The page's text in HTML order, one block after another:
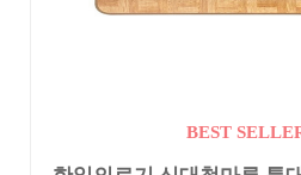
BEST